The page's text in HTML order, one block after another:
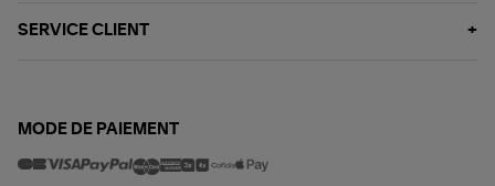
SERVICE CLIENT
MODE DE PAIEMENT